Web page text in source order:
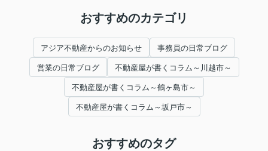
おすすめのカテゴリ
アジア不動産からのお知らせ 事務員の日常ブログ
営業の日常ブログ 不動産屋が書くコラム～川越市～
不動産屋が書くコラム～鶴ヶ島市～
不動産屋が書くコラム～坂戸市～
おすすめのタグ